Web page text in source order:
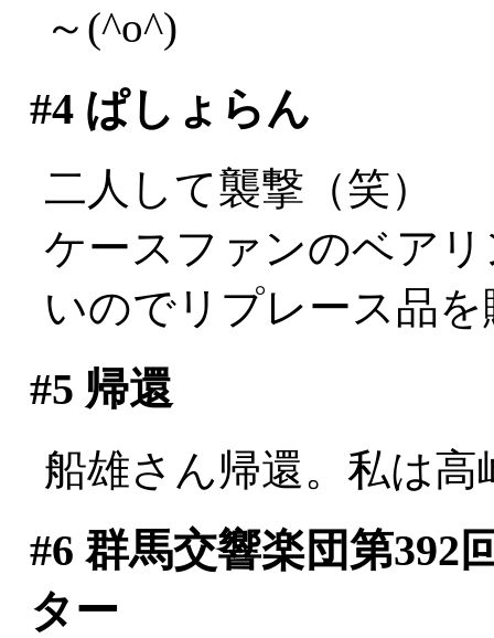
～(^o^)
#4ぱしょらん
二人して襲撃（笑）
ケースファンのベア
いのでリプレース品を
#5 帰還
船雄さん帰還。私は
#6 群馬交響楽団第392
ター